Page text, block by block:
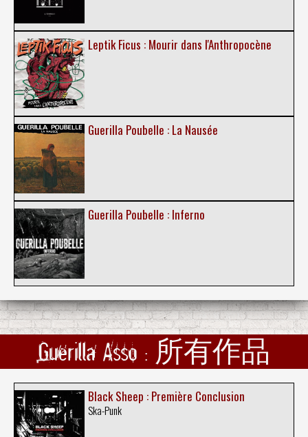
Leptik Ficus : Mourir dans l'Anthropocène
Guerilla Poubelle : La Nausée
Guerilla Poubelle : Inferno
Guerilla Asso : 所有作品
Black Sheep : Première Conclusion
Ska-Punk